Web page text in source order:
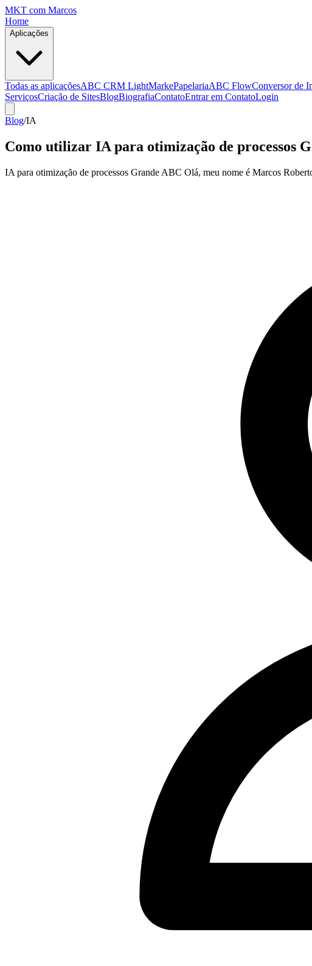
MKT com Marcos
Home
Aplicações
Todas as aplicaçõesABC CRM LightMarkePapelariaABC FlowConversor de
ServiçosCriação de SitesBlogBiografiaContatoEntrar em ContatoLogin
Blog/IA
Como utilizar IA para otimização de processos
IA para otimização de processos Grande ABC Olá, meu nome é Marcos